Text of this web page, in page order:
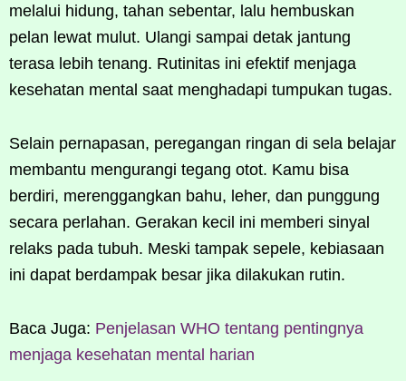
melalui hidung, tahan sebentar, lalu hembuskan
pelan lewat mulut. Ulangi sampai detak jantung
terasa lebih tenang. Rutinitas ini efektif menjaga
kesehatan mental saat menghadapi tumpukan tugas.
Selain pernapasan, peregangan ringan di sela belajar
membantu mengurangi tegang otot. Kamu bisa
berdiri, merenggangkan bahu, leher, dan punggung
secara perlahan. Gerakan kecil ini memberi sinyal
relaks pada tubuh. Meski tampak sepele, kebiasaan
ini dapat berdampak besar jika dilakukan rutin.
Baca Juga: Penjelasan WHO tentang pentingnya
menjaga kesehatan mental harian